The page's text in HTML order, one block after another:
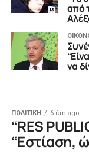
από
να
ΠΟΛΙΤΙΚΗ 6 έτη ago
“RES
“Εστίαση,